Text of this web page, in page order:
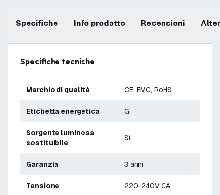
Specifiche info prodotto recensioni
Specifiche tecniche
Marchio di qualità CE, EMC, RoHS
Etichetta energetica G
Sorgente luminosa
sostituibile
Sì
Garanzia 3 anni
Tensione 220-240V CA